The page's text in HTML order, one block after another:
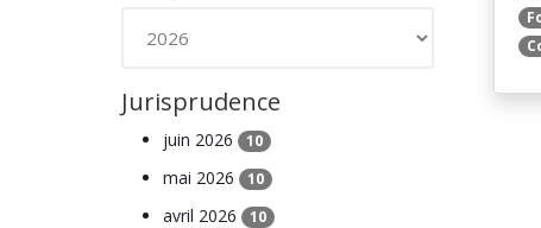
Jurisprudence
juin 2026 10
mai 2026 10
avril 2026 10